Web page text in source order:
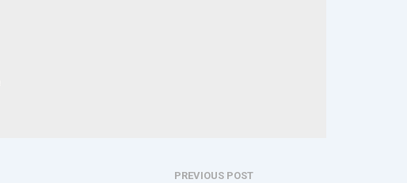
PREVIOUS POST